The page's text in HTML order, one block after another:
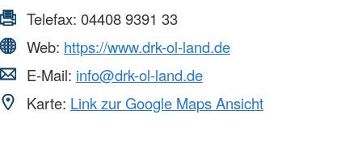
Telefax: 04408 9391 33
Web: https://www.drk-ol-land.de
E-Mail: info@drk-ol-land.de
Karte: Link zur Google Maps Ansicht